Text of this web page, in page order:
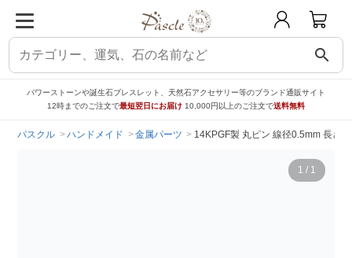
search
パワーストーンや誕生石ブレスレット、天然石アクセサリー等のブランド通販サイト
12時までのご注文で最短翌日にお届け 10,000円以上のご注文で送料無料
パスクル ハンドメイド 金属パーツ 14KPGF製 丸ピン 線径0.5mm 長さ
1 / 1